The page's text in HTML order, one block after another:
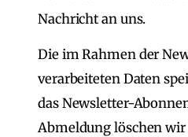
Nachricht an uns.
Die im Rahmen der
verarbeiteten Daten
das Newsletter-
Abmeldung löschen wir